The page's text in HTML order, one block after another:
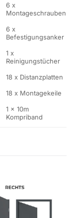
6 x
Montageschrauben
6 x
Befestigungsanker
1 x
Reinigungstücher
18 x Distanzplatten
18 x Montagekeile
1 x 10m
Kompriband